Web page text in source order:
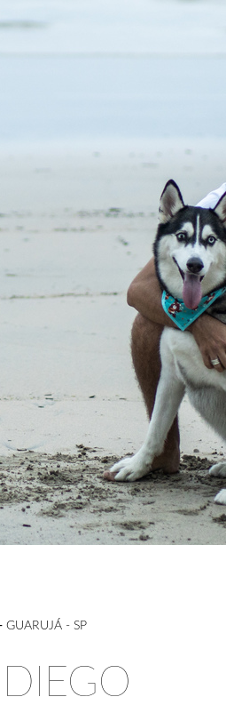
GUARUJÁ - SP
DIEGO